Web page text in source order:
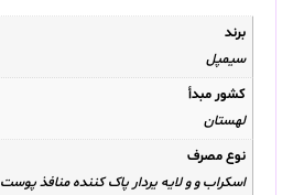
برند
سیمپل
کشور مبدأ
لهستان
نوع مصرف
اسکراب و و لایه یردار پاک کننده منافذ پوست